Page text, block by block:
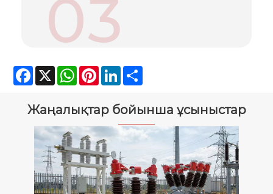
03
Facebook
X WhatsAppPinterestLinkedIn
Жаңалықтар бойынша ұсыныстар